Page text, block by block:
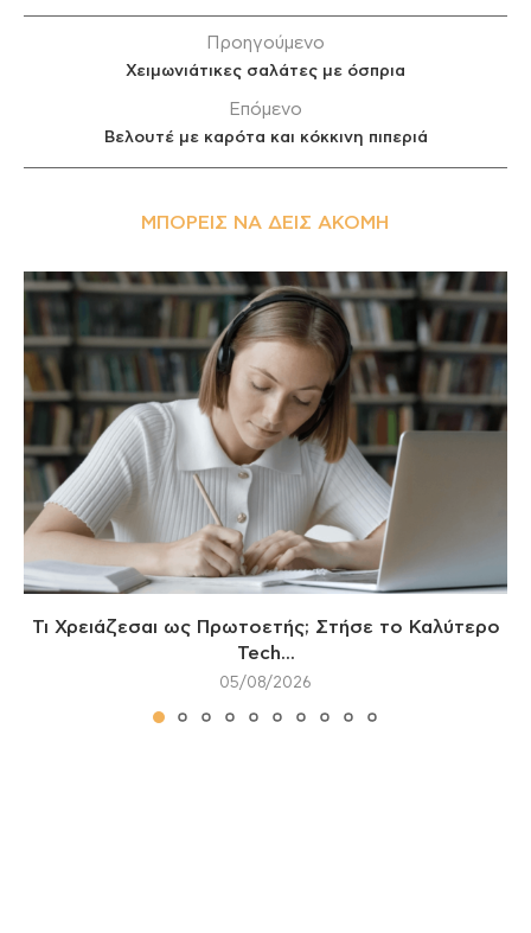
Προηγούμενο
Χειμωνιάτικες σαλάτες με όσπρια
Επόμενο
Βελουτέ με καρότα και κόκκινη πιπεριά
ΜΠΟΡΕΊΣ ΝΑ ΔΕΙΣ ΑΚΌΜΗ
Τι Χρειάζεσαι ως Πρωτοετής; Στήσε το Καλύτερο
Tech...
05/08/2026